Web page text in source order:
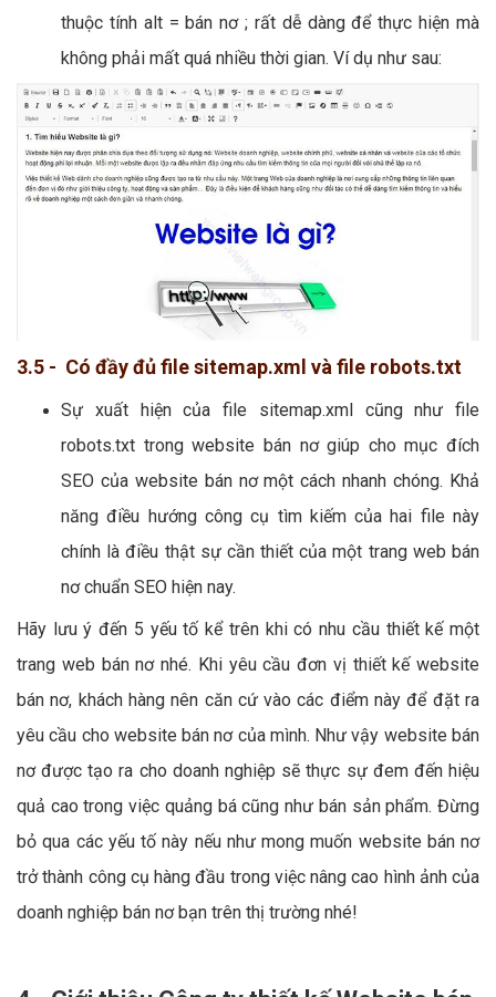
thuộc tính alt = bán nơ ; rất dễ dàng để thực hiện mà
không phải mất quá nhiều thời gian. Ví dụ như sau:
3.5 - Có đầy đủ file sitemap.xml và file robots.txt
Sự xuất hiện của file sitemap.xml cũng như file
robots.txt trong website bán nơ giúp cho mục đích
SEO của website bán nơ một cách nhanh chóng. Khả
năng điều hướng công cụ tìm kiếm của hai file này
chính là điều thật sự cần thiết của một trang web bán
nơ chuẩn SEO hiện nay.
Hãy lưu ý đến 5 yếu tố kể trên khi có nhu cầu thiết kế một
trang web bán nơ nhé. Khi yêu cầu đơn vị thiết kế website
bán nơ, khách hàng nên căn cứ vào các điểm này để đặt ra
yêu cầu cho website bán nơ của mình. Như vậy website bán
nơ được tạo ra cho doanh nghiệp sẽ thực sự đem đến hiệu
quả cao trong việc quảng bá cũng như bán sản phẩm. Đừng
bỏ qua các yếu tố này nếu như mong muốn website bán nơ
trở thành công cụ hàng đầu trong việc nâng cao hình ảnh của
doanh nghiệp bán nơ bạn trên thị trường nhé!